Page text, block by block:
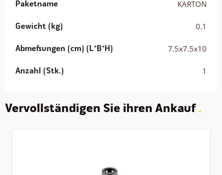
1. keramischer Sockel >>> zu Art. C1
Paketname KARTON
Gewicht (kg) 0.1
Abmessungen (cm) (L*B*H) 7.5x7.5x10
Anzahl (Stk.) 1
Vervollständigen Sie ihren Ankauf